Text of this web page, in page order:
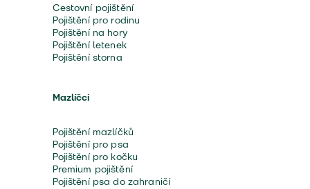
Cestovní pojištění
Pojištění pro rodinu
Pojištění na hory
Pojištění letenek
Pojištění storna
Mazlíčci
Pojištění mazlíčků
Pojištění pro psa
Pojištění pro kočku
Premium pojištění
Pojištění psa do zahraničí